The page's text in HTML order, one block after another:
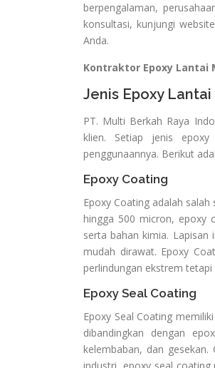
berpengalaman,
konsultasi, kunjungi
Anda.
Kontraktor Epoxy Lantai
Jenis Epoxy
PT. Multi Berkah Raya
klien. Setiap jenis
penggunaannya. Berikut
Epoxy Coating
Epoxy Coating adalah
hingga 500 micron, epoxy
serta bahan kimia.
mudah dirawat. Epoxy
perlindungan ekstrem
Epoxy Seal Coating
Epoxy Seal Coating
dibandingkan dengan
kelembaban, dan